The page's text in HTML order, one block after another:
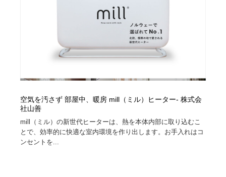
空気を汚さず 部屋中、暖房 mill（ミル）ヒーター- 株式会
社山善
mill（ミル）の新世代ヒーターは、熱を本体内部に取り込むこ
とで、効率的に快適な室内環境を作り出します。お手入れはコ
ンセントを...